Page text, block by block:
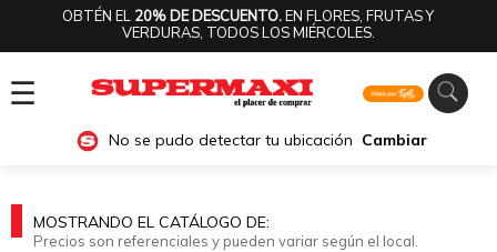
OBTÉN EL 20% DE DESCUENTO.EN FLORES, FRUTAS Y
VERDURAS, TODOS LOS MIÉRCOLES.
☰
No se pudo detectar tu ubicación Cambiar
MOSTRANDO EL CATÁLOGO DE:
Precios son referenciales y pueden variar según el local.